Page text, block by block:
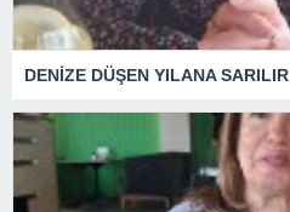
DENİZE DÜŞEN YILANA SARILIR